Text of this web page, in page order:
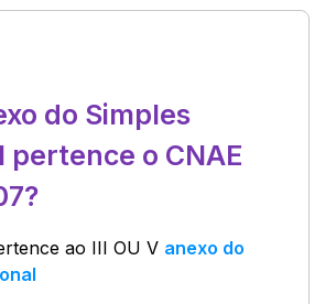
do Simples
pertence o CNAE
ao III OU V anexo do